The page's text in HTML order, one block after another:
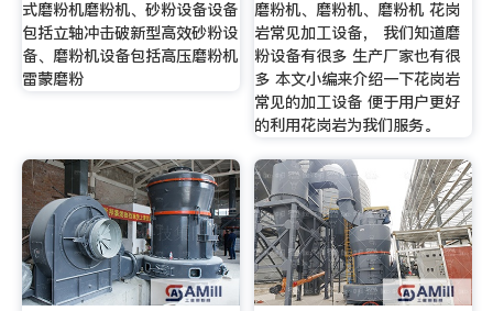
式磨粉机磨粉机、砂粉设备设备
包括立轴冲击破新型高效砂粉设
备、磨粉机设备包括高压磨粉机
雷蒙磨粉
磨粉机、磨粉机、磨粉机 花岗
岩常见加工设备， 我们知道磨
粉设备有很多 生产厂家也有很
多 本文小编来介绍一下花岗岩
常见的加工设备 便于用户更好
的利用花岗岩为我们服务。